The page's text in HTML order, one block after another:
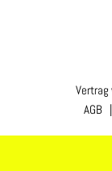
Vertrag
AGB |